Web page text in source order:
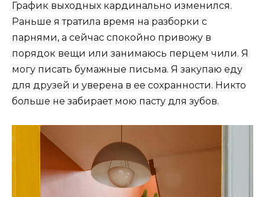
График выходных кардинально изменился.
Раньше я тратила время на разборки с
парнями, а сейчас спокойно привожу в
порядок вещи или занимаюсь перцем чили. Я
могу писать бумажные письма. Я закупаю еду
для друзей и уверена в ее сохранности. Никто
больше не забирает мою пасту для зубов.